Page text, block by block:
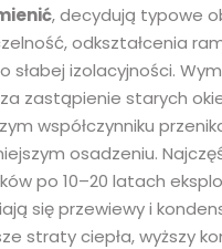
, decydują typowe
odkształcenia
słabej izolacyjności.
zastąpienie starych
współczynniku
osadzeniu.
po 10–20 latach
się przewiewy i
straty ciepła, wyższy